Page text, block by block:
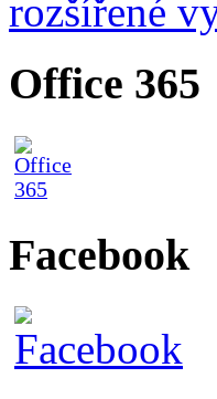
rozšířené
Office 365
Facebook